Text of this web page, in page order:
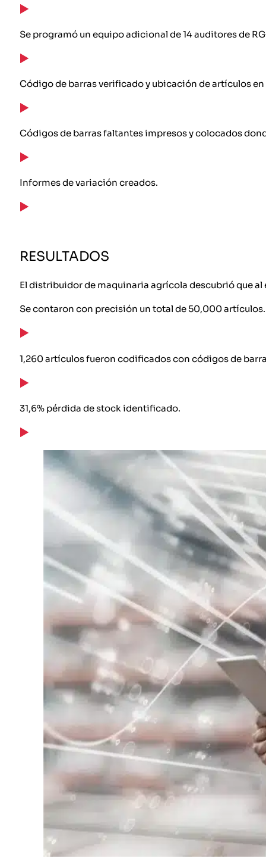
Se programó un equipo adicional de 14 auditores de
Código de barras verificado y ubicación de artículos
Códigos de barras faltantes impresos y colocados
Informes de variación creados.
RESULTADOS
El distribuidor de maquinaria agrícola descubrió que
Se contaron con precisión un total de 50,000 artículos.
1,260 artículos fueron codificados con códigos de
31,6% pérdida de stock identificado.